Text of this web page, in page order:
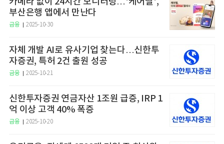
부산은행 앱에서 만난다
금융 2025-10-30
자체 개발 AI로 유사기업 찾는다…신한투
자증권, 특허 2건 출원 성공
금융 2025-10-21
신한투자증권 연금자산 1조원 급증, IRP 1
억 이상 고객 40% 폭증
금융 2025-10-20